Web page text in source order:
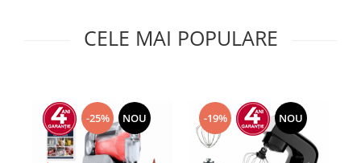
Cuptor cu microunde
Mașină de făcut gheață
Sandwich maker
Fier de călcat
Dispozitive smart home
CELE MAI POPULARE
-25% NOU -19% NOU